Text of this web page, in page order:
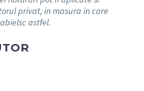
privat, in masura in care
astfel.